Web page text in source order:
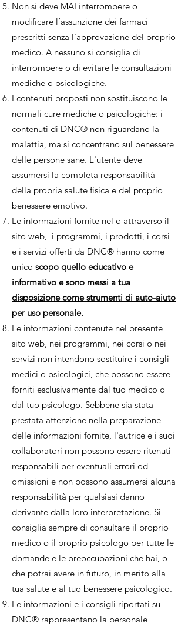
Non si deve MAI interrompere o
modificare l’assunzione dei farmaci
prescritti senza l'approvazione del proprio
medico. A nessuno si consiglia di
interrompere o di evitare le consultazioni
mediche o psicologiche.
I contenuti proposti non sostituiscono le
normali cure mediche o psicologiche: i
contenuti di DNC® non riguardano la
malattia, ma si concentrano sul benessere
delle persone sane. L'utente deve
assumersi la completa responsabilità
della propria salute fisica e del proprio
benessere emotivo.
Le informazioni fornite nel o attraverso il
sito web, i programmi, i prodotti, i corsi
e i servizi offerti da DNC® hanno come
unico scopo quello educativo e
informativo e sono messi a tua
disposizione come strumenti di auto-aiuto
per uso personale.
Le informazioni contenute nel presente
sito web, nei programmi, nei corsi o nei
servizi non intendono sostituire i consigli
medici o psicologici, che possono essere
forniti esclusivamente dal tuo medico o
dal tuo psicologo. Sebbene sia stata
prestata attenzione nella preparazione
delle informazioni fornite, l'autrice e i suoi
collaboratori non possono essere ritenuti
responsabili per eventuali errori od
omissioni e non possono assumersi alcuna
responsabilità per qualsiasi danno
derivante dalla loro interpretazione. Si
consiglia sempre di consultare il proprio
medico o il proprio psicologo per tutte le
domande e le preoccupazioni che hai, o
che potrai avere in futuro, in merito alla
tua salute e al tuo benessere psicologico.
Le informazioni e i consigli riportati su
DNC® rappresentano la personale